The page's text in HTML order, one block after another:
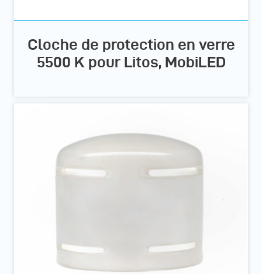
Cloche de protection en verre
5500 K pour Litos, MobiLED